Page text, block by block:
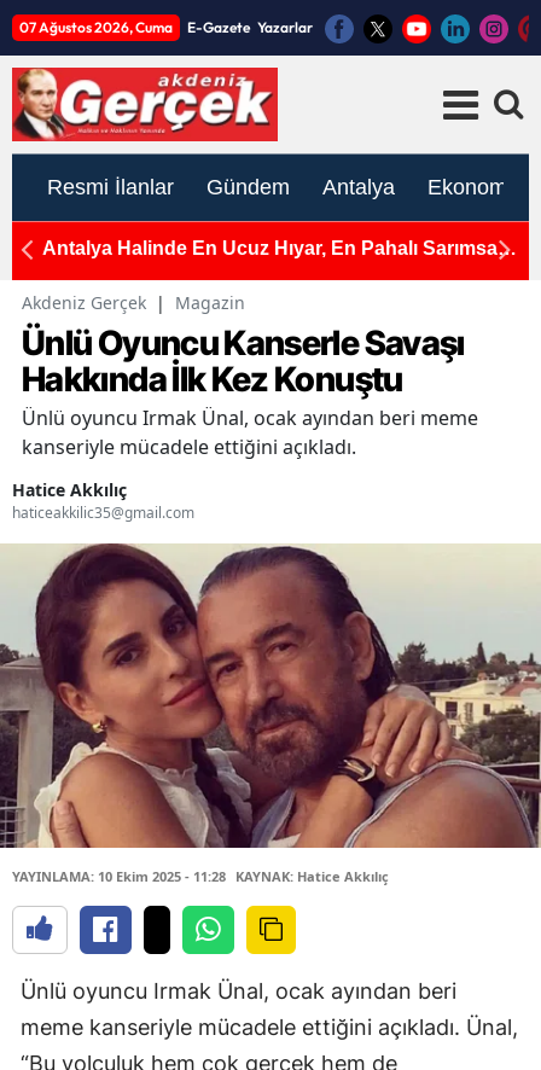
07 Ağustos 2026, Cuma E-Gazete Yazarlar
Resmi İlanlar Gündem Antalya Ekonomi
Antalya Halinde En Ucuz Hıyar, En Pahalı Sarımsak
Akdeniz Gerçek | Magazin
Ünlü Oyuncu Kanserle Savaşı
Hakkında İlk Kez Konuştu
Ünlü oyuncu Irmak Ünal, ocak ayından beri meme
kanseriyle mücadele ettiğini açıkladı.
Hatice Akkılıç
haticeakkilic35@gmail.com
YAYINLAMA: 10 Ekim 2025 - 11:28 KAYNAK: Hatice Akkılıç
Ünlü oyuncu Irmak Ünal, ocak ayından beri
meme kanseriyle mücadele ettiğini açıkladı. Ünal,
“Bu yolculuk hem çok gerçek hem de